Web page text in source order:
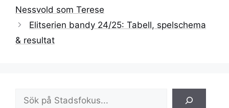
Nessvold som Terese
Elitserien bandy 24/25: Tabell, spelschema
& resultat